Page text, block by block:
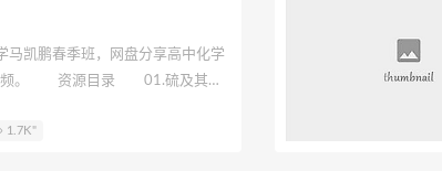
凯鹏春季班，网盘分享高中化学
频。 资源目录 01.硫及其化
04.非金属综合.mp4 05.化学反
1.7K"